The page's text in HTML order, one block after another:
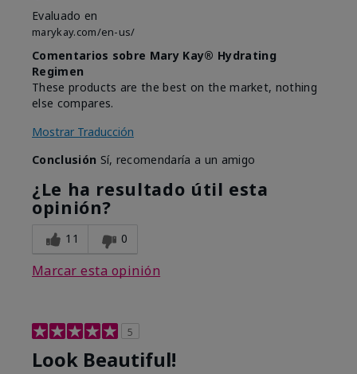
Evaluado en
marykay.com/en-us/
Comentarios sobre Mary Kay® Hydrating
Regimen
These products are the best on the market, nothing
else compares.
Mostrar Traducción
Conclusión Sí, recomendaría a un amigo
¿Le ha resultado útil esta
opinión?
11 0
Marcar esta opinión
5
Look Beautiful!